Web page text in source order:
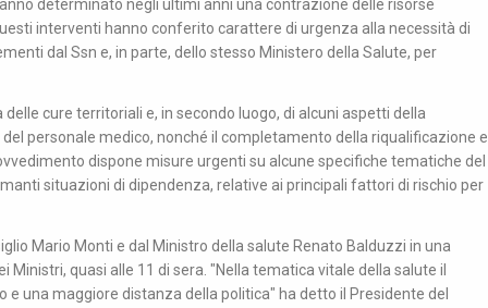
determinato negli ultimi anni una contrazione delle risorse
interventi hanno conferito carattere di urgenza alla necessità di
dal Ssn e, in parte, dello stesso Ministero della Salute, per
cure territoriali e, in secondo luogo, di alcuni aspetti della
personale medico, nonché il completamento della riqualificazione e
dispone misure urgenti su alcune specifiche tematiche del
situazioni di dipendenza, relative ai principali fattori di rischio per
Mario Monti e dal Ministro della salute Renato Balduzzi in una
quasi alle 11 di sera. "Nella tematica vitale della salute il
una maggiore distanza della politica" ha detto il Presidente del